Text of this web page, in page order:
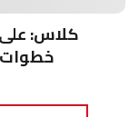
كلاس: على
خطوات